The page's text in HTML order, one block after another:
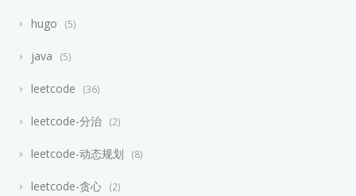
hugo 5
java 5
leetcode 36
leetcode-分治 2
leetcode-动态规划 8
leetcode-贪心 2